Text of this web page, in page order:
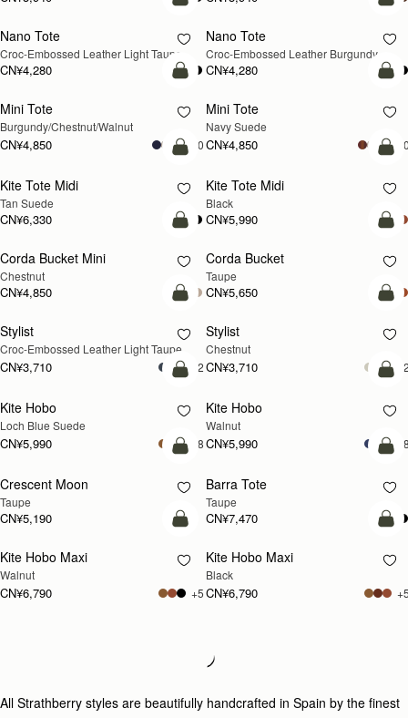
新品上市
加入购物车
Nano Tote
Croc-Embossed Leather Light Taupe
CN¥4,280
加
Nano Tote
Croc-Embossed Leather Burgundy
CN¥4,280
新品上市
加入购物车
Mini Tote
Burgundy/Chestnut/Walnut
CN¥4,850 +10
新品上市
加
Mini Tote
Navy Suede
CN¥4,850
加入购物车
Kite Tote Midi
Tan Suede
CN¥6,330
加
Kite Tote Midi
Black
CN¥5,990
加入购物车
Corda Bucket Mini
Chestnut
CN¥4,850
加
Corda Bucket
Taupe
CN¥5,650
新品上市
加入购物车
Stylist
Croc-Embossed Leather Light Taupe
CN¥3,710 +2
加
Stylist
Chestnut
CN¥3,710
新品上市
加入购物车
Kite Hobo
Loch Blue Suede
CN¥5,990 +8
新品上市
加
Kite Hobo
Walnut
CN¥5,990
新品上市
加入购物车
Crescent Moon
Taupe
CN¥5,190
加
Barra Tote
Taupe
CN¥7,470
新品上市
加入购物车
Kite Hobo Maxi
Walnut
CN¥6,790 +5
加
Kite Hobo Maxi
Black
CN¥6,790
加入购物车
加
CN¥5,650
Lana Hobo
Lana Hobo